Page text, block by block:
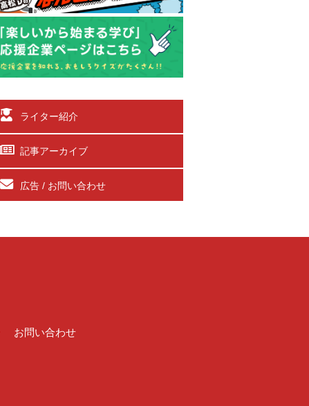
ライター紹介
記事アーカイブ
広告 / お問い合わせ
お問い合わせ